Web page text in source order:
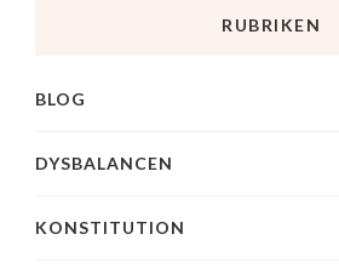
RUBRIKEN
BLOG
DYSBALANCEN
KONSTITUTION